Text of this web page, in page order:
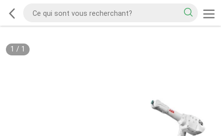
1 / 1